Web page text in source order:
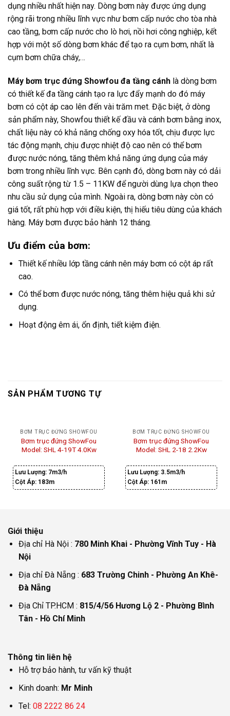
dụng nhiều nhất hiện nay. Dòng bơm này được ứng dụng
rộng rãi trong nhiều lĩnh vực như bơm cấp nước cho tòa nhà
cao tầng, bơm cấp nước cho lò hơi, nồi hơi công nghiệp, kết
hợp với một số dòng bơm khác để tạo ra cụm bơm, nhất là
cụm bơm chữa cháy,…
Máy bơm trục đứng Showfou đa tầng cánh là dòng bơm
có thiết kế đa tầng cánh tạo ra lực đẩy mạnh do đó máy
bơm có cột áp cao lên đến vài trăm met. Đặc biệt, ở dòng
sản phẩm này, Showfou thiết kế đầu và cánh bơm bằng inox,
chất liệu này có khả năng chống oxy hóa tốt, chịu được lực
tác động mạnh, chịu được nhiệt độ cao nên có thể bơm
được nước nóng, tăng thêm khả năng ứng dụng của máy
bơm trong nhiều lĩnh vực. Bên cạnh đó, dòng bơm này có dải
công suất rộng từ 1.5 – 11KW để người dùng lựa chọn theo
nhu cầu sử dụng của mình. Ngoài ra, dòng bơm này còn có
giá tốt, rất phù hợp với điều kiện, thị hiếu tiêu dùng của khách
hàng. Máy bơm được bảo hành 12 tháng.
Ưu điểm của bơm:
Thiết kế nhiều lớp tầng cánh nên máy bơm có cột áp rất
cao.
Có thể bơm được nước nóng, tăng thêm hiệu quả khi sử
dụng.
Hoạt động êm ái, ổn định, tiết kiệm điện.
SẢN PHẨM TƯƠNG TỰ
BƠM TRỤC ĐỨNG SHOWFOU
Bơm trục đứng ShowFou
Model: SHL 4-19T 4.0Kw
Lưu Lượng: 7m3/h
Cột Áp: 183m
BƠM TRỤC ĐỨNG SHOWFOU
Bơm trục đứng ShowFou
Model: SHL 2-18 2.2Kw
Lưu Lượng: 3.5m3/h
Cột Áp: 161m
Giới thiệu
Địa chỉ Hà Nội : 780 Minh Khai - Phường Vĩnh Tuy - Hà
Nội
Địa chỉ Đà Nẵng : 683 Trường Chinh - Phường An Khê-
Đà Nẵng
Địa Chỉ TP.HCM : 815/4/56 Hương Lộ 2 - Phường Bình
Tân - Hồ Chí Minh
Thông tin liên hệ
Hỗ trợ bảo hành, tư vấn kỹ thuật
Kinh doanh: Mr Minh
Tel: 08 2222 86 24